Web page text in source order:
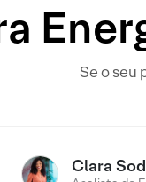
Se o seu
Clara